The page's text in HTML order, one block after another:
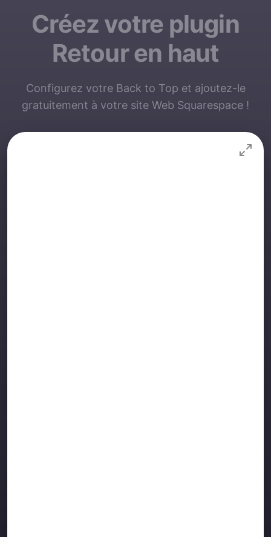
Créez votre plugin
Retour en haut
Configurez votre Back to Top et ajoutez-le
gratuitement à votre site Web Squarespace !